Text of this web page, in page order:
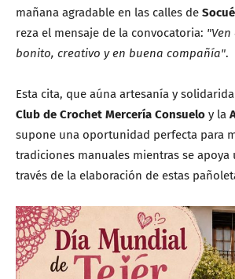
mañana agradable en las calles de
reza el mensaje de la convocatoria:
bonito, creativo y en buena compañía".
Esta cita, que aúna artesanía y
Club de Crochet Mercería Consuelo y la
supone una oportunidad perfecta para
tradiciones manuales mientras se apoya
través de la elaboración de estas